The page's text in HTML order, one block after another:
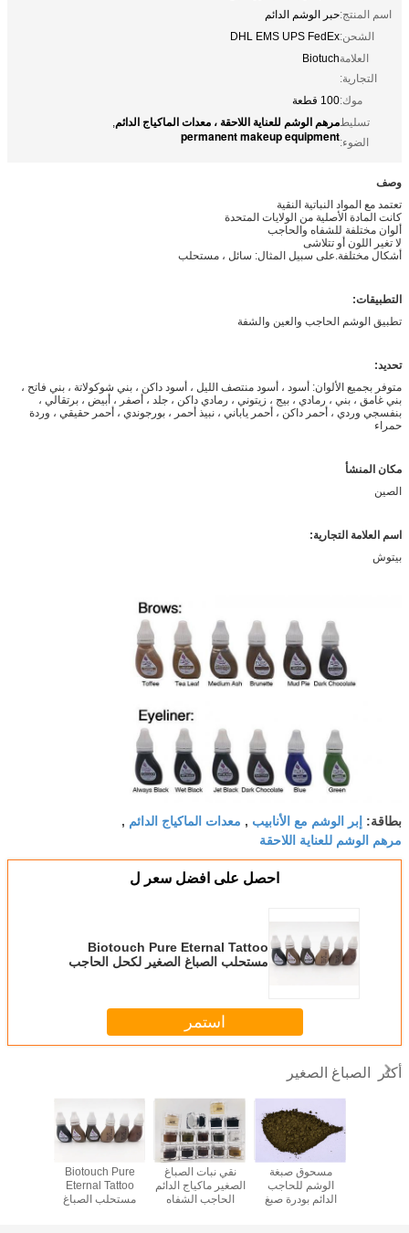
اسم المنتج:حبر الوشم الدائم
الشحن:DHL EMS UPS FedEx
العلامة
التجارية:
Biotuch
موك:100 قطعة
تسليط
الضوء:
مرهم الوشم للعناية اللاحقة ، معدات الماكياج الدائم,
permanent makeup equipment
وصف
تعتمد مع المواد النباتية النقية
كانت المادة الأصلية من الولايات المتحدة
ألوان مختلفة للشفاه والحاجب
لا تغير اللون أو تتلاشى
أشكال مختلفة.على سبيل المثال: سائل ، مستحلب
التطبيقات:
تطبيق الوشم الحاجب والعين والشفة
تحديد:
متوفر بجميع الألوان: أسود ، أسود منتصف الليل ، أسود داكن ، بني شوكولاتة ، بني فاتح ،
بني غامق ، بني ، رمادي ، بيج ، زيتوني ، رمادي داكن ، جلد ، أصفر ، أبيض ، برتقالي ،
بنفسجي وردي ، أحمر داكن ، أحمر ياباني ، نبيذ أحمر ، بورجوندي ، أحمر حقيقي ، وردة
حمراء
مكان المنشأ
الصين
اسم العلامة التجارية:
بيتوش
بطاقة: إبر الوشم مع الأنابيب , معدات الماكياج الدائم ,
مرهم الوشم للعناية اللاحقة
احصل على افضل سعر ل
Biotouch Pure Eternal Tattoo
مستحلب الصباغ الصغير لكحل الحاجب
استمر
أكثر الصباغ الصغير
Biotouch Pure
Eternal Tattoo
مستحلب الصباغ
نقي نبات الصباغ
الصغير ماكياج الدائم
الحاجب الشفاه
مسحوق صبغة
الوشم للحاجب
الدائم بودرة صبغ